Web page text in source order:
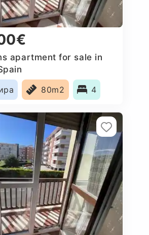
apartment for sale in
80m2 4